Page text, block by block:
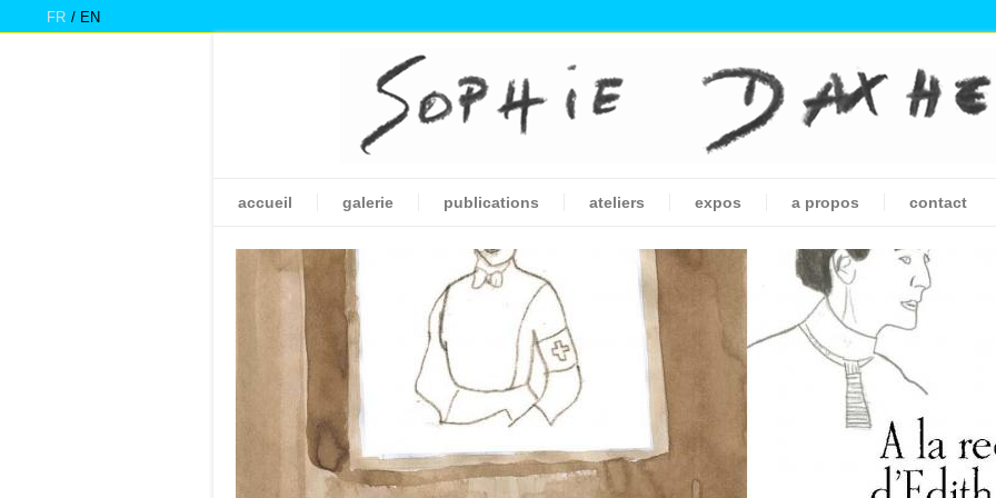
FR EN
accueil galerie publications ateliers expos a propos contact